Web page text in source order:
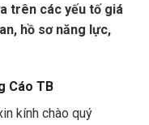
trên các yếu tố giá
hồ sơ năng lực,
Cáo TB
kính chào quý